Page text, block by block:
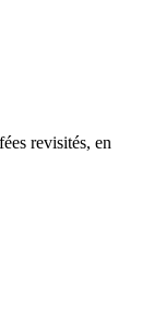
revisités, en